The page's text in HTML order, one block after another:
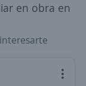
en obra en